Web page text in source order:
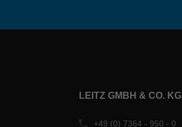
LEITZ GMBH & CO. KG
+49 (0) 7364 - 950 - 0